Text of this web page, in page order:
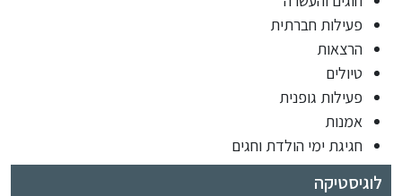
פעילות חברתית
הרצאות
טיולים
פעילות גופנית
אמנות
חגיגת ימי הולדת וחגים
לוגיסטיקה